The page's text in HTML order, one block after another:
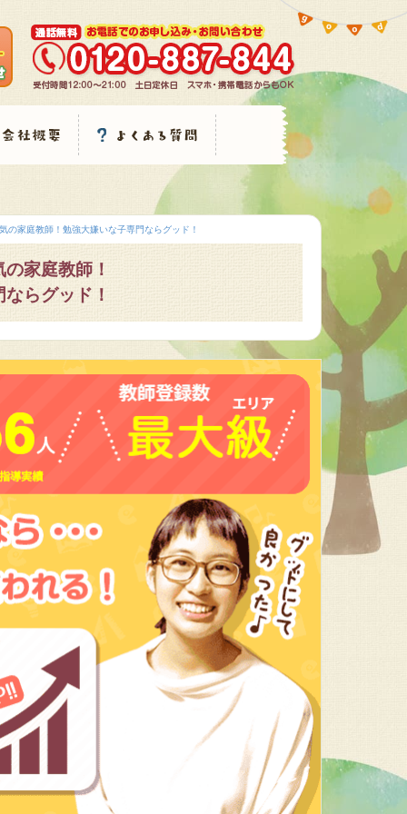
の家庭教師！勉強大嫌いな子専門ならグッド！
家庭教師！
らグッド！